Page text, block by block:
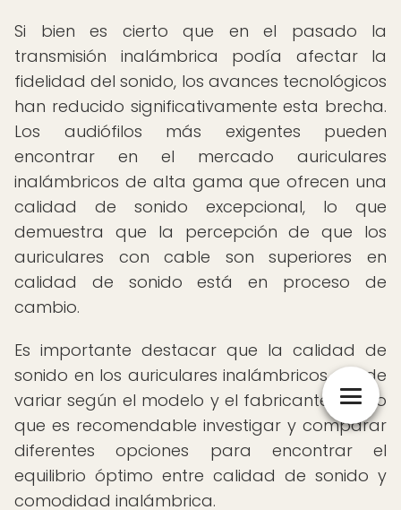
Si bien es cierto que en el pasado la
transmisión inalámbrica podía afectar la
fidelidad del sonido, los avances tecnológicos
han reducido significativamente esta brecha.
Los audiófilos más exigentes pueden
encontrar en el mercado auriculares
inalámbricos de alta gama que ofrecen una
calidad de sonido excepcional, lo que
demuestra que la percepción de que los
auriculares con cable son superiores en
calidad de sonido está en proceso de
cambio.
Es importante destacar que la calidad de
sonido en los auriculares inalámbricos puede
variar según el modelo y el fabricante, por lo
que es recomendable investigar y comparar
diferentes opciones para encontrar el
equilibrio óptimo entre calidad de sonido y
comodidad inalámbrica.